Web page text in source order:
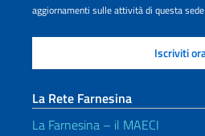
aggiornamenti sulle attività di questa sede
La Rete Farnesina
La Farnesina – il MAECI